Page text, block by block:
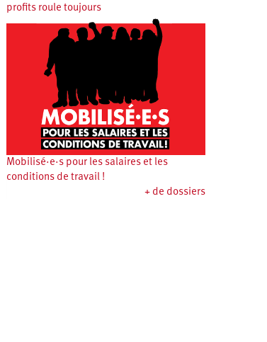
profits roule toujours
Mobilisé·e·s pour les salaires et les
conditions de travail !
+ de dossiers